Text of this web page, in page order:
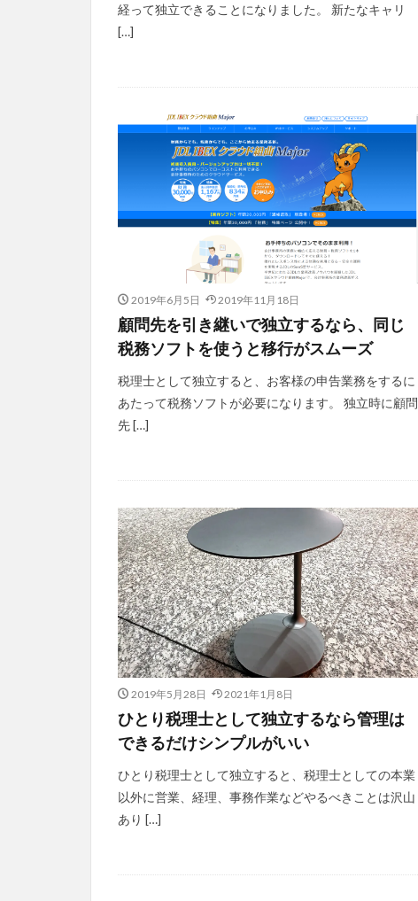
経って独立できることになりました。 新たなキャリ
[…]
2019年6月5日 2019年11月18日
顧問先を引き継いで独立するなら、同じ
税務ソフトを使うと移行がスムーズ
税理士として独立すると、お客様の申告業務をするに
あたって税務ソフトが必要になります。 独立時に顧問
先 […]
2019年5月28日 2021年1月8日
ひとり税理士として独立するなら管理は
できるだけシンプルがいい
ひとり税理士として独立すると、税理士としての本業
以外に営業、経理、事務作業などやるべきことは沢山
あり […]